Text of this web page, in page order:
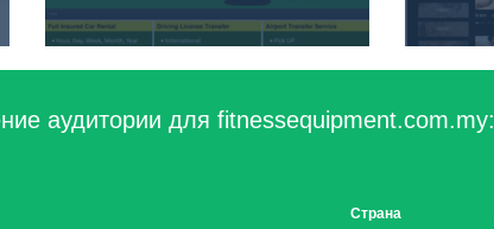
аудитории для fitnessequipment.com.my:
Страна